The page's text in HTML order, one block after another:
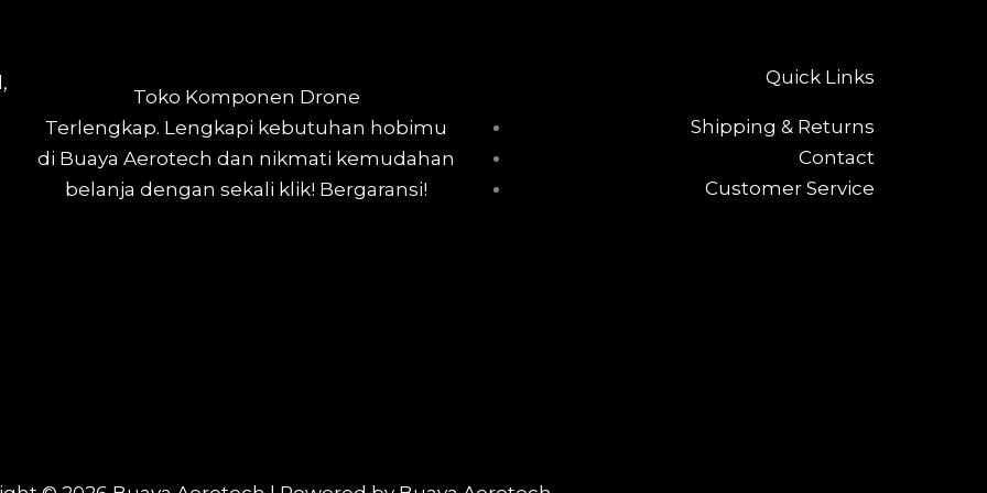
Toko Komponen Drone
Terlengkap. Lengkapi kebutuhan hobimu
di Buaya Aerotech dan nikmati kemudahan
belanja dengan sekali klik! Bergaransi!
Quick Links
Shipping & Returns
Contact
Customer Service